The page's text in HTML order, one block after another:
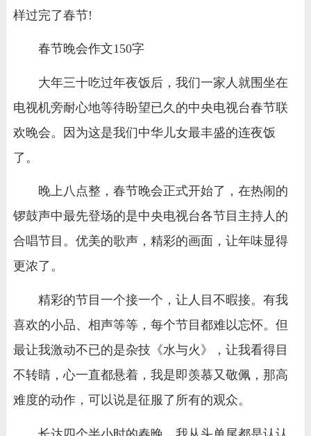
样过完了春节!
春节晚会作文150字
大年三十吃过年夜饭后，我们一家人就围坐在
电视机旁耐心地等待盼望已久的中央电视台春节联
欢晚会。因为这是我们中华儿女最丰盛的连夜饭
了。
晚上八点整，春节晚会正式开始了，在热闹的
锣鼓声中最先登场的是中央电视台各节目主持人的
合唱节目。优美的歌声，精彩的画面，让年味显得
更浓了。
精彩的节目一个接一个，让人目不暇接。有我
喜欢的小品、相声等等，每个节目都难以忘怀。但
最让我激动不已的是杂技《水与火》，让我看得目
不转睛，心一直都悬着，我是即羡慕又敬佩，那高
难度的动作，可以说是征服了所有的观众。